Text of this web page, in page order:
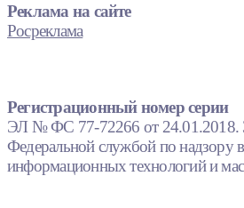
Реклама на сайте
Росреклама
Регистрационный номер серии
ЭЛ № ФС 77-72266 от 24.01.2018.
Федеральной службой по надзору
информационных технологий и